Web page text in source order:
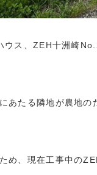
ス、ZEH十洲崎
あたる隣地が農地の
め、現在工事中の